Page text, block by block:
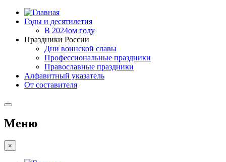
Годы и десятилетия
В 2024ом году
Праздники России
Дни воинской славы
Профессиональные праздники
Православные праздники
Алфавитный указатель
От составителя
Меню
×